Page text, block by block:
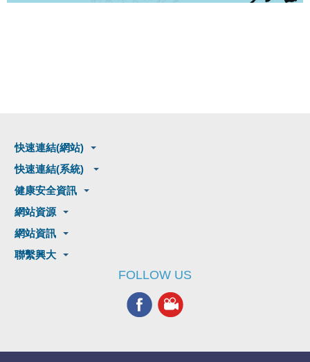
快速連結(網站)
快速連結(系統)
健康安全資訊
網站資源
網站資訊
聯繫興大
FOLLOW US